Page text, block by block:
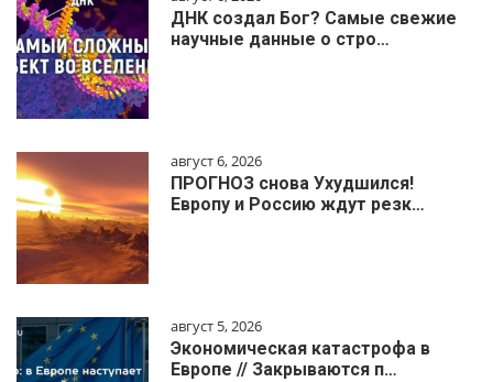
ДНК создал Бог? Самые свежие
научные данные о стро…
август 6, 2026
ПРОГНОЗ снова Ухудшился!
Европу и Россию ждут резк…
август 5, 2026
Экономическая катастрофа в
Европе // Закрываются п…